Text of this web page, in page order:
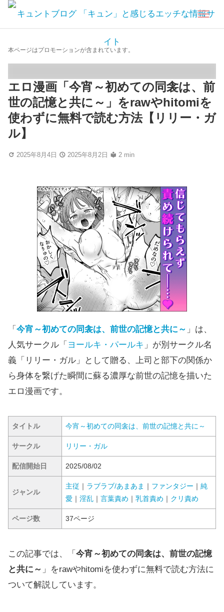
本ページはプロモーションが含まれています。
エロ漫画「今宵～初めての同衾は、前
世の記憶と共に～」をrawやhitomiを
使わずに無料で読む方法【リリー・ガ
ル】
2025年8月4日 2025年8月2日 2 min
「 今宵～初めての同衾は、前世の記憶と共に～ 」は、
人気サークル「 ヨールキ・パールキ 」が別サークル名
義「リリー・ガル」として贈る、上司と部下の関係か
ら身体を繋げた瞬間に蘇る濃厚な前世の記憶を描いた
エロ漫画です。
タイトル 今宵～初めての同衾は、前世の記憶と共に～
サークル リリー・ガル
配信開始日 2025/08/02
ジャンル
主従 ｜ ラブラブ/あまあま ｜ ファンタジー ｜ 純
愛 ｜ 淫乱 ｜ 言葉責め ｜ 乳首責め ｜ クリ責め
ページ数 37ページ
この記事では、「 今宵～初めての同衾は、前世の記憶
と共に～ 」をrawやhitomiを使わずに無料で読む方法に
ついて解説しています。